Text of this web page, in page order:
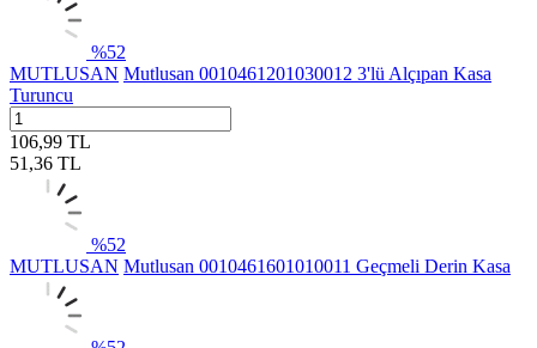
%52
MUTLUSAN Mutlusan 0010461201030012 3'lü Alçıpan Kasa
Turuncu
106,99 TL
51,36 TL
%52
MUTLUSAN Mutlusan 0010461601010011 Geçmeli Derin Kasa